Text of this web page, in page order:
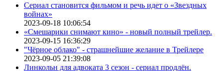
Сериал становится фильмом и речь идет о «Звездных
войнах»
2023-09-18 10:06:54
«Смешарики снимают кино» - новый полный трейлер.
2023-09-15 16:36:29
"Чёрное облако" - страшнейшие желание в Трейлере
2023-09-05 21:39:08
Линкольн для адвоката 3 сезон - сериал продлён.